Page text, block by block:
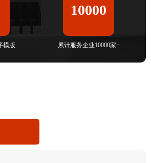
模版
10000
累计服务企业10000家+